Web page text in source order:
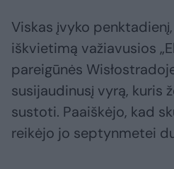
Viskas įvyko
iškvietimą važiavusios
pareigūnės
susijaudinusį vyrą, kuris
sustoti. Paaiškėjo, kad
reikėjo jo septynmetei